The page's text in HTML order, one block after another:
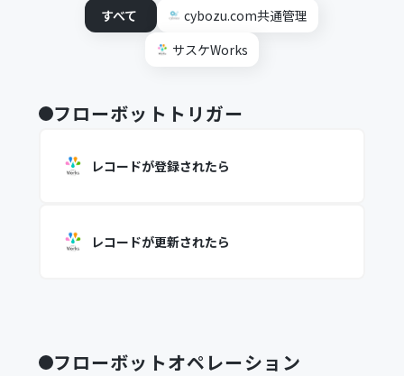
すべて
cybozu.com共通管理
サスケWorks
フローボットトリガー
レコードが登録されたら
レコードが更新されたら
フローボットオペレーション